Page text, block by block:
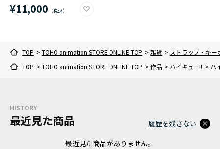
¥11,000
TOP > TOHO animation STORE ONLINE TOP > 雑貨 > ストラップ・キー
TOP > TOHO animation STORE ONLINE TOP > 作品 > ハイキュー!! > ハ
HISTORY
最近見た商品
最近見た商品がありません。
履歴を残さない